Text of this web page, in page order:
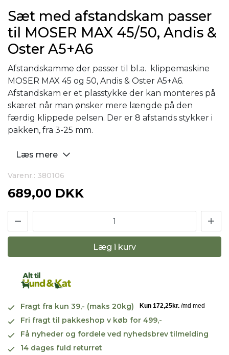
Sæt med afstandskam passer
til MOSER MAX 45/50, Andis &
Oster A5+A6
Afstandskamme der passer til bl.a. klippemaskine
MOSER MAX 45 og 50, Andis & Oster A5+A6.
Afstandskam er et plasstykke der kan monteres på
skæret når man ønsker mere længde på den
færdig klippede pelsen. Der er 8 afstands stykker i
pakken, fra 3-25 mm.
Læs mere
Varenr.: 380106
689,00 DKK
Læg i kurv
Fragt fra kun 39,- (maks 20kg)
Fri fragt til pakkeshop v køb for 499,-
Få nyheder og fordele ved nyhedsbrev tilmelding
14 dages fuld returret